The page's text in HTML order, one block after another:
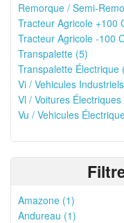
Remorque / Semi-
Tracteur Agricole +100
Tracteur Agricole -100
Transpalette (5)
Transpalette Électrique
Vi / Vehicules
Vl / Voitures Électriques
Vu / Vehicules
Amazone (1)
Andureau (1)